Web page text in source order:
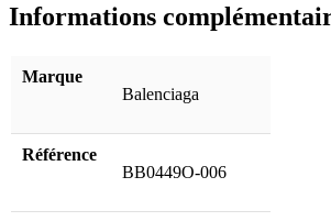
Informations
Référence
BB0449O-006
Marque
Balenciaga